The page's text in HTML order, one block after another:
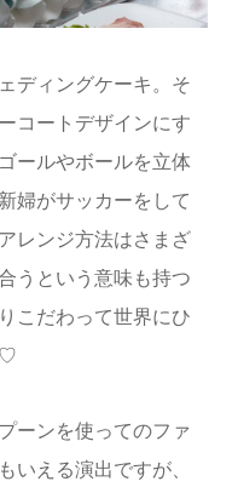
ディングケーキ。そ
コートデザインにす
ールやボールを立体
婦がサッカーをして
レンジ方法はさまざ
うという意味も持つ
こだわって世界にひ
♡
ーンを使ってのファ
いえる演出ですが、